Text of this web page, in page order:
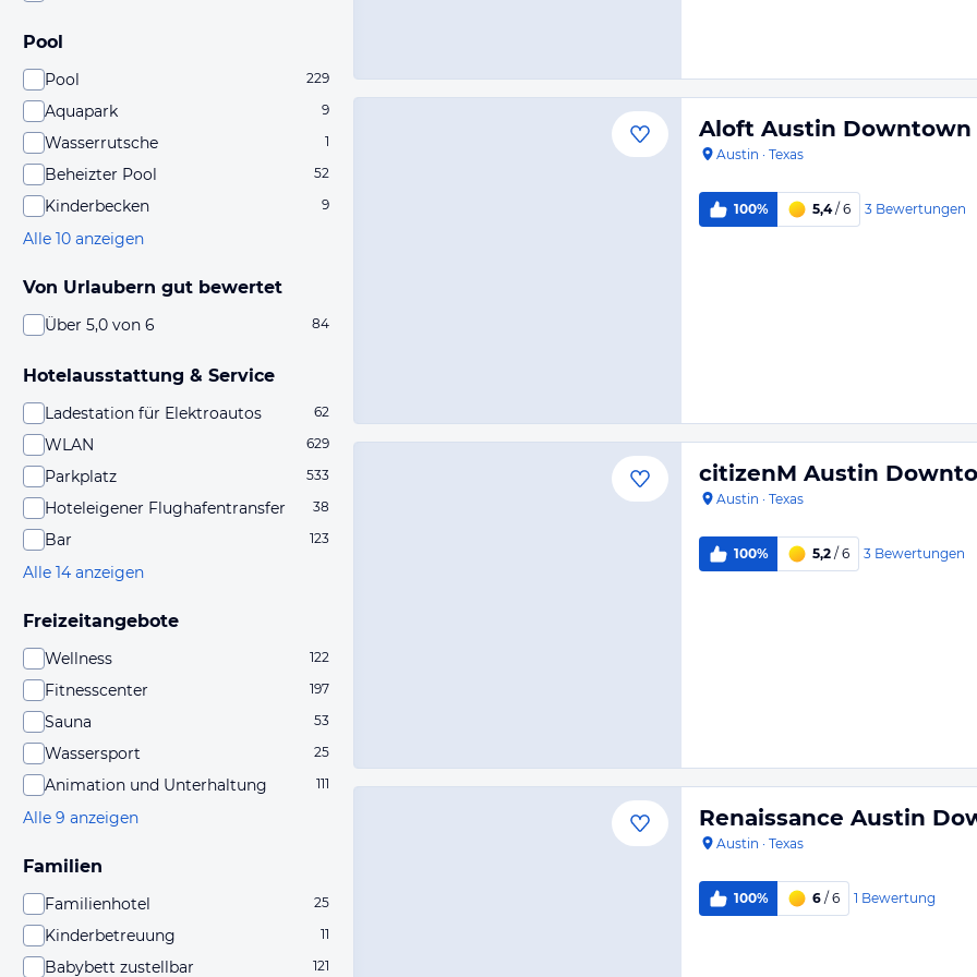
Pool
Pool 229
Aquapark 9
Wasserrutsche 1
Beheizter Pool 52
Kinderbecken 9
Alle 10 anzeigen
Von Urlaubern gut bewertet
Über 5,0 von 6 84
Hotelausstattung & Service
Ladestation für Elektroautos 62
WLAN 629
Parkplatz 533
Hoteleigener Flughafentransfer 38
Bar 123
Alle 14 anzeigen
Freizeitangebote
Wellness 122
Fitnesscenter 197
Sauna 53
Wassersport 25
Animation und Unterhaltung 111
Alle 9 anzeigen
Familien
Familienhotel 25
Kinderbetreuung 11
Babybett zustellbar 121
Aloft Austin Downtown
Austin · Texas
100% 5,4/ 6 3 Bewertungen
citizenM Austin
Austin · Texas
100% 5,2 / 6 3 Bewertungen
Renaissance Austin
Austin · Texas
100% 6 / 6 1 Bewertung